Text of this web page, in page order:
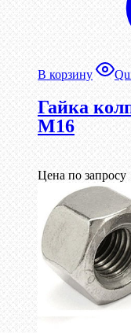
В корзину
Гайка
М16
Цена по запросу